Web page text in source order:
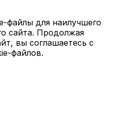
файлы для наилучшего
сайта. Продолжая
вы соглашаетесь с
файлов.